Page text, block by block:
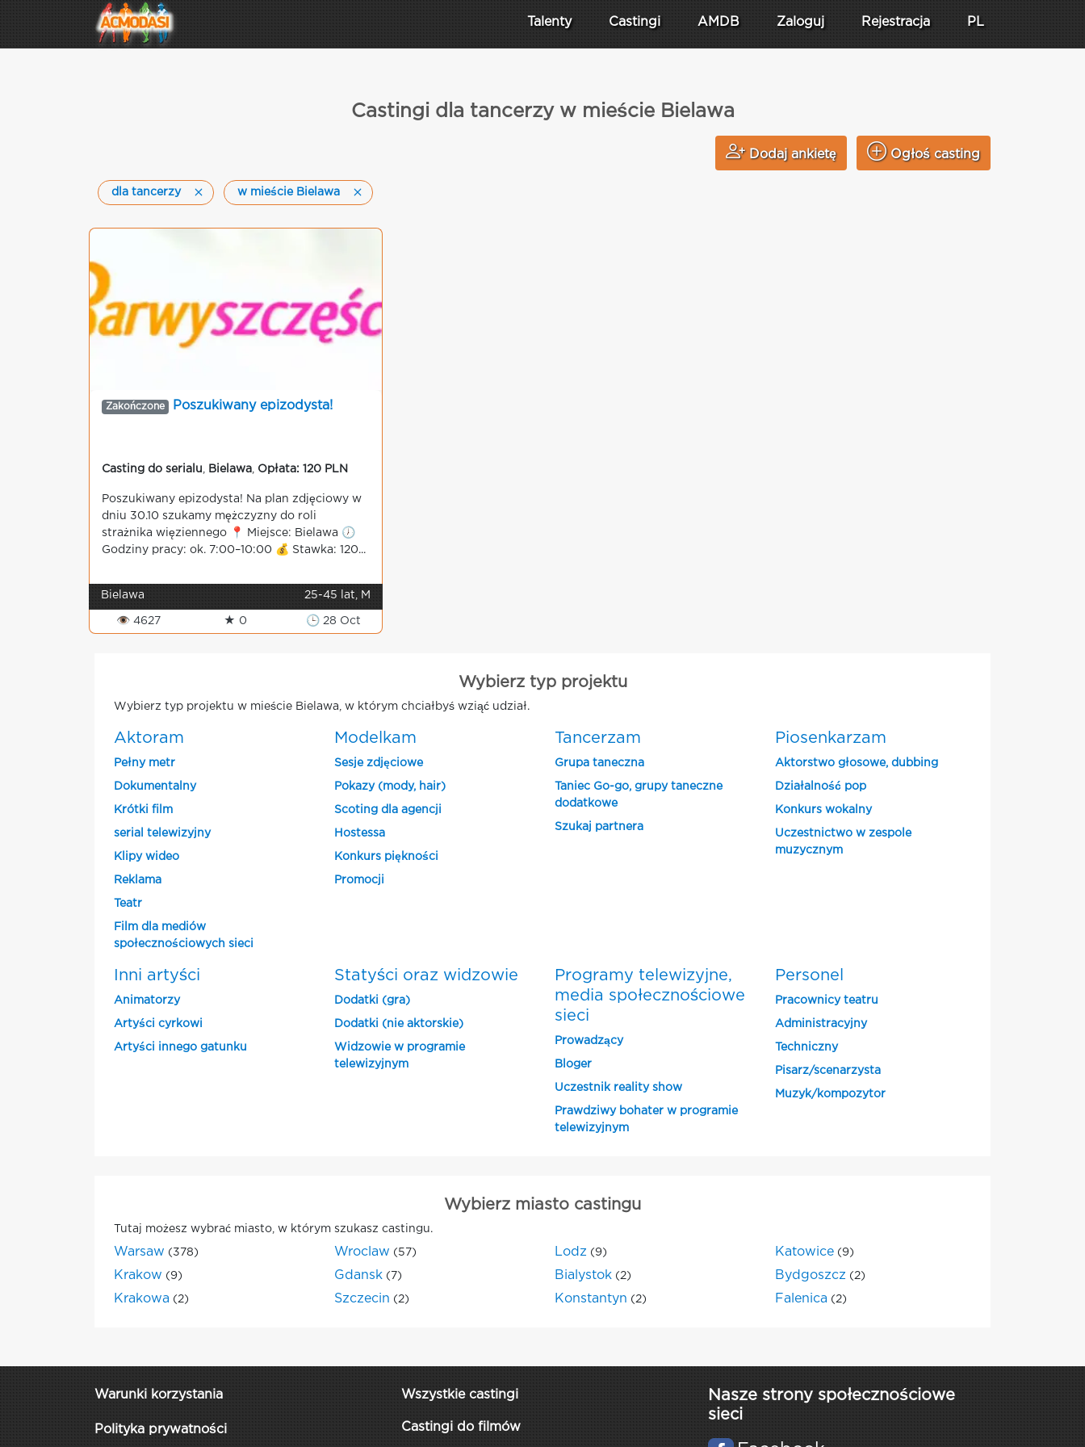
Talenty Castingi AMDB Zaloguj Rejestracja PL
Castingi dla tancerzy w mieście Bielawa
Dodaj ankietę Ogłoś casting
dla tancerzy w mieście Bielawa
Zakończone Poszukiwany epizodysta!
Casting do serialu Bielawa Opłata: 120 PLN
Poszukiwany epizodysta! Na plan zdjęciowy w
dniu 30.10 szukamy mężczyzny do roli
strażnika więziennego 📍 Miejsce: Bielawa 🕖
Godziny pracy: ok. 7:00–10:00 💰 Stawka: 120...
Bielawa 25-45 lat, M
👁 4627 ★ 0 🕒 28 Oct
Wybierz typ projektu
Wybierz typ projektu w mieście Bielawa, w którym chciałbyś wziąć udział.
Aktoram
Pełny metr
Dokumentalny
Krótki film
serial telewizyjny
Klipy wideo
Reklama
Teatr
Film dla mediów
społecznościowych sieci
Modelkam
Sesje zdjęciowe
Pokazy (mody, hair)
Scoting dla agencji
Hostessa
Konkurs piękności
Promocji
Tancerzam
Grupa taneczna
Taniec Go-go, grupy taneczne
dodatkowe
Szukaj partnera
Piosenkarzam
Aktorstwo głosowe, dubbing
Działalność pop
Konkurs wokalny
Uczestnictwo w zespole
muzycznym
Inni artyści
Animatorzy
Artyści cyrkowi
Artyści innego gatunku
Statyści oraz widzowie
Dodatki (gra)
Dodatki (nie aktorskie)
Widzowie w programie
telewizyjnym
Programy telewizyjne,
media społecznościowe
sieci
Prowadzący
Bloger
Uczestnik reality show
Prawdziwy bohater w programie
telewizyjnym
Personel
Pracownicy teatru
Administracyjny
Techniczny
Pisarz/scenarzysta
Muzyk/kompozytor
Wybierz miasto castingu
Tutaj możesz wybrać miasto, w którym szukasz castingu.
Warsaw (378) Wroclaw (57) Lodz (9) Katowice (9)
Krakow (9) Gdansk (7) Bialystok (2) Bydgoszcz (2)
Krakowa (2) Szczecin (2) Konstantyn (2) Falenica (2)
Warunki korzystania
Polityka prywatności
Wszystkie castingi
Castingi do filmów
Nasze strony społecznościowe
sieci